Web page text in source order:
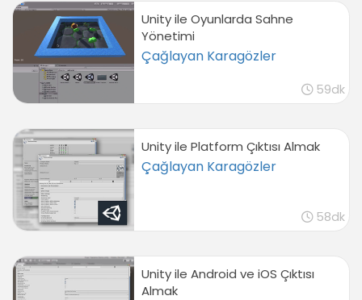
Unity ile Oyunlarda Sahne
Yönetimi
Çağlayan Karagözler
59dk
Unity ile Platform Çıktısı Almak
Çağlayan Karagözler
58dk
Unity ile Android ve iOS Çıktısı
Almak